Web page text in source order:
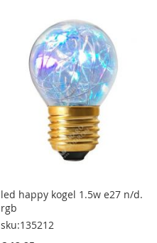
led happy kogel 1.5w e27 n/d.
rgb
sku:135212